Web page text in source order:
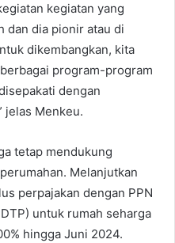
kegiatan yang
dan dia pionir atau di
dikembangkan, kita
program-program
dengan
jelas Menkeu.
tetap mendukung
Melanjutkan
perpajakan dengan PPN
untuk rumah seharga
hingga Juni 2024.